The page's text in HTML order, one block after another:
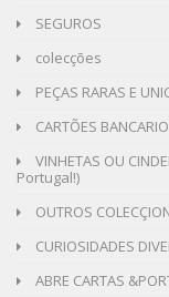
SEGUROS
colecções
PEÇAS RARAS E
CARTÕES
VINHETAS OU
Portugal!)
OUTROS
CURIOSIDADES
ABRE CARTAS